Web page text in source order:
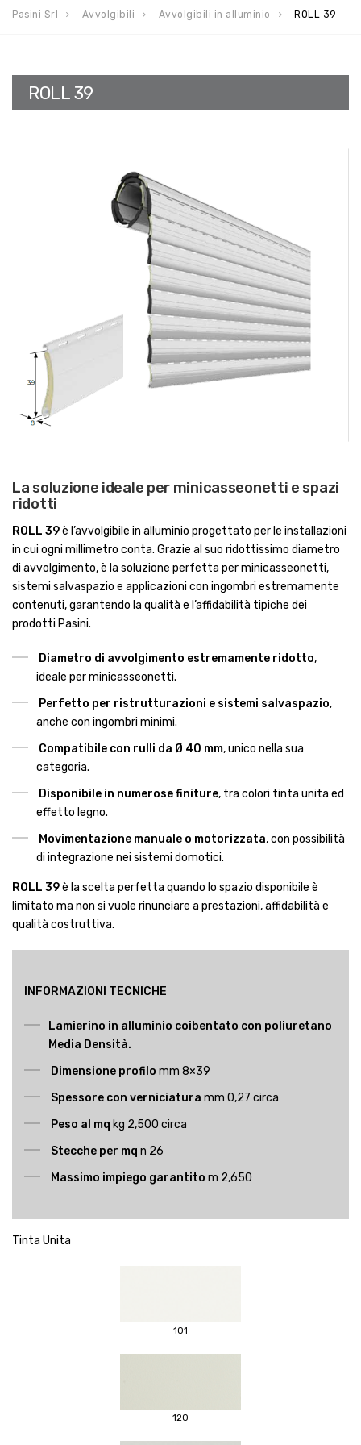
Pasini Srl Avvolgibili Avvolgibili in alluminio ROLL 39
ROLL 39
La soluzione ideale per minicasseonetti e spazi
ridotti
ROLL 39è l’avvolgibile in alluminio progettato per le installazioni
in cui ogni millimetro conta. Grazie al suo ridottissimo diametro
di avvolgimento, è la soluzione perfetta per minicasseonetti,
sistemi salvaspazio e applicazioni con ingombri estremamente
contenuti, garantendo la qualità e l’affidabilità tipiche dei
prodotti Pasini.
Diametro di avvolgimento estremamente ridotto,
ideale per minicasseonetti.
Perfetto per ristrutturazioni e sistemi salvaspazio,
anche con ingombri minimi.
Compatibile con rulli da Ø 40 mm, unico nella sua
categoria.
Disponibile in numerose finiture, tra colori tinta unita ed
effetto legno.
Movimentazione manuale o motorizzata, con possibilità
di integrazione nei sistemi domotici.
ROLL 39è la scelta perfetta quando lo spazio disponibile è
limitato ma non si vuole rinunciare a prestazioni, affidabilità e
qualità costruttiva.
INFORMAZIONI TECNICHE
Lamierino in alluminio coibentato con poliuretano
Media Densità.
Dimensione profilo mm 8×39
Spessore con verniciatura mm 0,27 circa
Peso al mq kg 2,500 circa
Stecche per mq n 26
Massimo impiego garantito m 2,650
Tinta Unita
101
120